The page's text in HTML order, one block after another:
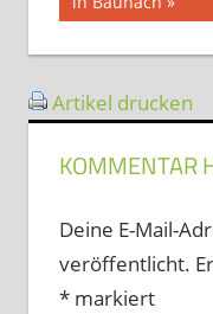
Artikel drucken
KOMMENTAR
Deine E-Mail-
veröffentlicht.
*markiert